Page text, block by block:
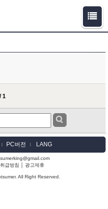
1
l PC버전 l LANG
급방침 광고제휴
All Right Reserved.